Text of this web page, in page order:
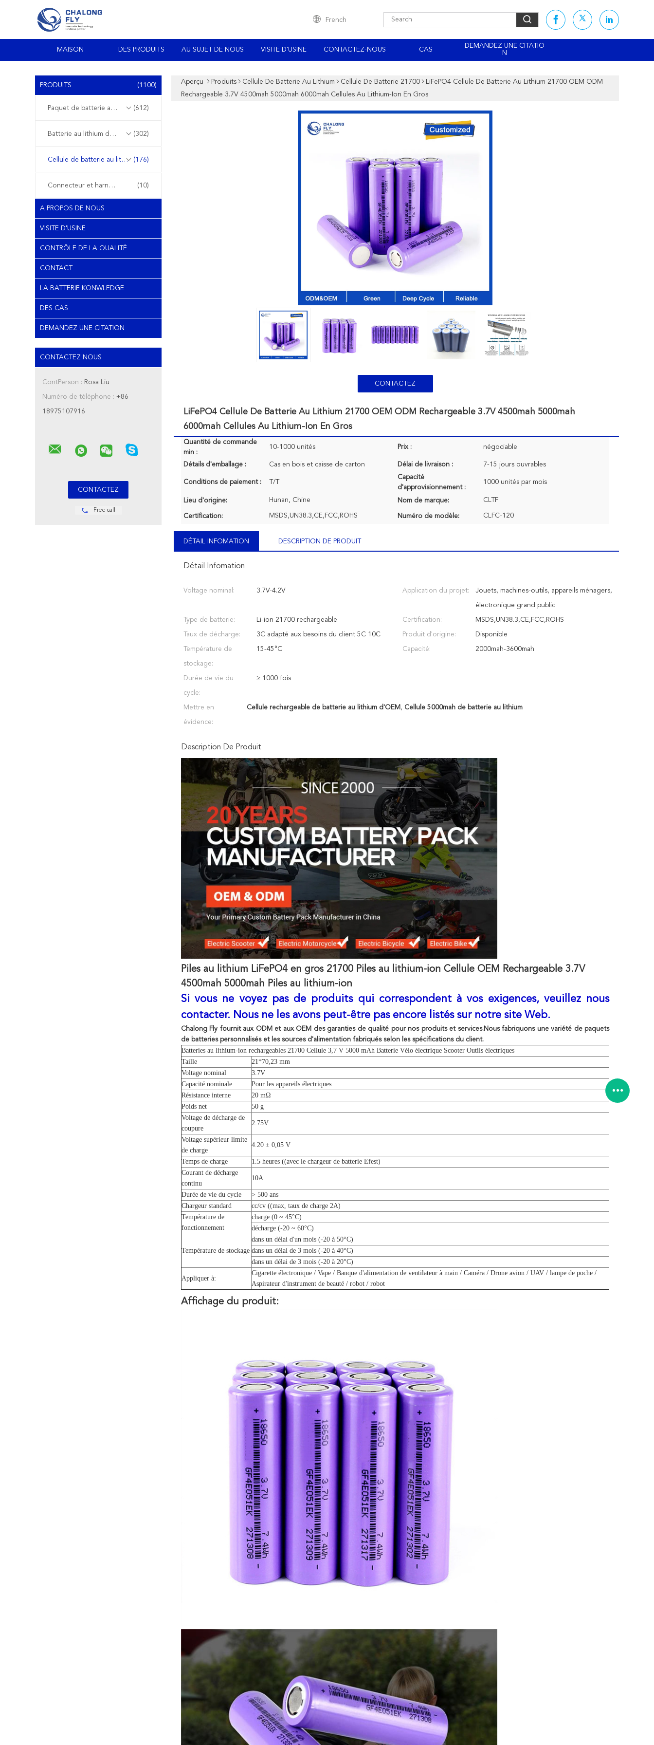
French
MAISON DES PRODUITS AU SUJET DE NOUS VISITE D'USINE CONTACTEZ-NOUS CAS
DEMANDEZ UNE CITATIO
N
PRODUITS (1100)
Paquet de batterie au lithium d'EV (612)
Batterie au lithium de stockage de l'énergie (302)
Cellule de batterie au lithium (176)
Connecteur et harnais de fil (10)
A PROPOS DE NOUS
VISITE D'USINE
CONTRÔLE DE LA QUALITÉ
CONTACT
LA BATTERIE KONWLEDGE
DES CAS
DEMANDEZ UNE CITATION
CONTACTEZ NOUS
ContPerson : Rosa Liu
Numéro de téléphone : +86
18975107916
Free call
Aperçu Produits Cellule De Batterie Au Lithium Cellule De Batterie 21700
LiFePO4 Cellule De Batterie Au Lithium 21700 OEM ODM
Rechargeable 3.7V 4500mah 5000mah 6000mah Cellules Au Lithium-Ion En Gros
CONTACTEZ
LiFePO4 Cellule De Batterie Au Lithium 21700 OEM ODM Rechargeable 3.7V 4500mah 5000mah
6000mah Cellules Au Lithium-Ion En Gros
Quantité de commande
min :
10-1000 unités Prix : négociable
Détails d'emballage : Cas en bois et caisse de carton Délai de livraison : 7-15 jours ouvrables
Conditions de paiement : T/T
Capacité
d'approvisionnement :
1000 unités par mois
Lieu d'origine: Hunan, Chine Nom de marque: CLTF
Certification: MSDS,UN38.3,CE,FCC,ROHS Numéro de modèle: CLFC-120
DÉTAIL INFOMATION DESCRIPTION DE PRODUIT
Détail Infomation
Voltage nominal: 3.7V-4.2V Application du projet: Jouets, machines-outils, appareils ménagers,
électronique grand public
Type de batterie: Li-ion 21700 rechargeable Certification: MSDS,UN38.3,CE,FCC,ROHS
Taux de décharge: 3C adapté aux besoins du client 5C 10C Produit d'origine: Disponible
Température de
stockage:
15-45°C Capacité: 2000mah-3600mah
Durée de vie du
cycle:
≥ 1000 fois
Mettre en
évidence:
Cellule rechargeable de batterie au lithium d'OEM , Cellule 5000mah de batterie au lithium
Description De Produit
Piles au lithium LiFePO4 en gros 21700 Piles au lithium-ion Cellule OEM Rechargeable 3.7V
4500mah 5000mah Piles au lithium-ion
Si vous ne voyez pas de produits qui correspondent à vos exigences, veuillez nous
contacter. Nous ne les avons peut-être pas encore listés sur notre site Web.
Chalong Fly fournit aux ODM et aux OEM des garanties de qualité pour nos produits et services.Nous fabriquons une variété de paquets
de batteries personnalisés et les sources d'alimentation fabriqués selon les spécifications du client.
Batteries au lithium-ion rechargeables 21700 Cellule 3,7 V 5000 mAh Batterie Vélo électrique Scooter Outils électriques
Taille
21*70,23 mm
Voltage nominal
3.7V
Capacité nominale
Pour les appareils électriques
Résistance interne
20 mΩ
Poids net
50 g
Voltage de décharge de
coupure
2.75V
Voltage supérieur limite
de charge
4.20 ± 0,05 V
Temps de charge
1.5 heures ((avec le chargeur de batterie Efest)
Courant de décharge
continu
10A
Durée de vie du cycle
> 500 ans
Chargeur standard
cc/cv ((max, taux de charge 2A)
Température de
fonctionnement
charge (0 ~ 45°C)
décharge (-20 ~ 60°C)
Température de stockage
dans un délai d'un mois (-20 à 50°C)
dans un délai de 3 mois (-20 à 40°C)
dans un délai de 3 mois (-20 à 20°C)
Appliquer à:
Cigarette électronique / Vape / Banque d'alimentation de ventilateur à main / Caméra / Drone avion / UAV / lampe de poche /
Aspirateur d'instrument de beauté / robot / robot
Affichage du produit: